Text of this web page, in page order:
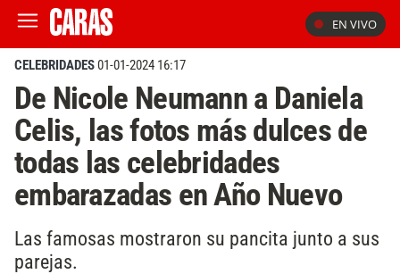
EN VIVO
CELEBRIDADES01-01-2024 16:17
De Nicole Neumann a Daniela
Celis, las fotos más dulces de
todas las celebridades
embarazadas en Año Nuevo
Las famosas mostraron su pancita junto a sus
parejas.